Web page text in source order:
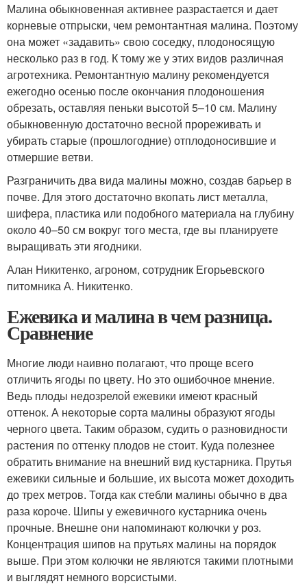
Малина обыкновенная активнее разрастается и дает
корневые отпрыски, чем ремонтантная малина. Поэтому
она может «задавить» свою соседку, плодоносящую
несколько раз в год. К тому же у этих видов различная
агротехника. Ремонтантную малину рекомендуется
ежегодно осенью после окончания плодоношения
обрезать, оставляя пеньки высотой 5–10 см. Малину
обыкновенную достаточно весной прореживать и
убирать старые (прошлогодние) отплодоносившие и
отмершие ветви.
Разграничить два вида малины можно, создав барьер в
почве. Для этого достаточно вкопать лист металла,
шифера, пластика или подобного материала на глубину
около 40–50 см вокруг того места, где вы планируете
выращивать эти ягодники.
Алан Никитенко, агроном, сотрудник Егорьевского
питомника А. Никитенко.
Ежевика и малина в чем разница.
Сравнение
Многие люди наивно полагают, что проще всего
отличить ягоды по цвету. Но это ошибочное мнение.
Ведь плоды недозрелой ежевики имеют красный
оттенок. А некоторые сорта малины образуют ягоды
черного цвета. Таким образом, судить о разновидности
растения по оттенку плодов не стоит. Куда полезнее
обратить внимание на внешний вид кустарника. Прутья
ежевики сильные и большие, их высота может доходить
до трех метров. Тогда как стебли малины обычно в два
раза короче. Шипы у ежевичного кустарника очень
прочные. Внешне они напоминают колючки у роз.
Концентрация шипов на прутьях малины на порядок
выше. При этом колючки не являются такими плотными
и выглядят немного ворсистыми.